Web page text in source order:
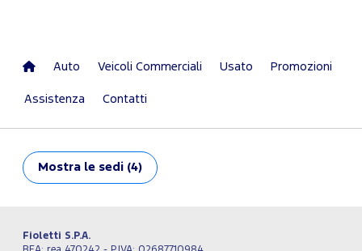
Auto Veicoli Commerciali Usato Promozioni
Assistenza Contatti
Mostra le sedi (4)
Fioletti S.P.A.